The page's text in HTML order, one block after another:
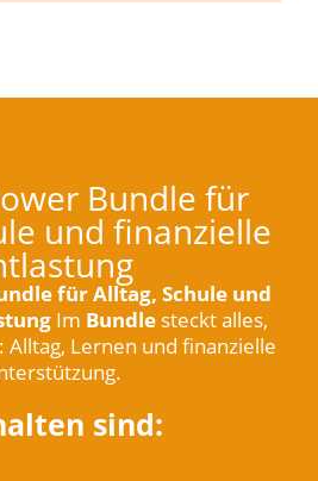
Bundle für
und finanzielle
für Alltag, Schule und
Im Bundlesteckt alles,
Alltag, Lernen und finanzielle
sind: